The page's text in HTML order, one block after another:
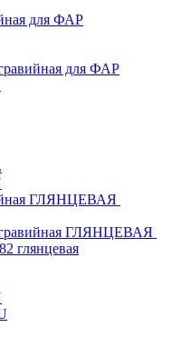
для ФАР
для ФАР
ГЛЯНЦЕВАЯ
ГЛЯНЦЕВАЯ
глянцевая